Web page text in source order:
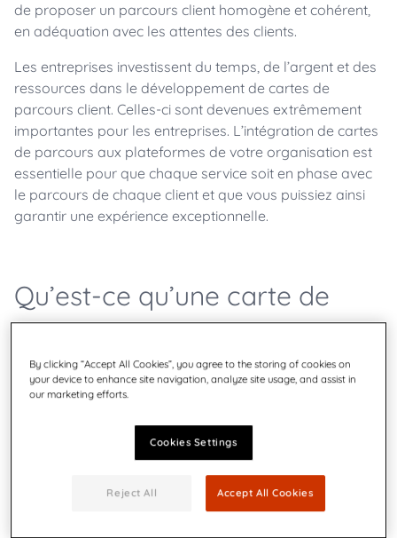
de proposer un parcours client homogène et cohérent,
en adéquation avec les attentes des clients.
Les entreprises investissent du temps, de l’argent et des
ressources dans le développement de cartes de
parcours client. Celles-ci sont devenues extrêmement
importantes pour les entreprises. L’intégration de cartes
de parcours aux plateformes de votre organisation est
essentielle pour que chaque service soit en phase avec
le parcours de chaque client et que vous puissiez ainsi
garantir une expérience exceptionnelle.
Qu’est-ce qu’une carte de
parcours client ?
La création d’une carte de parcours client consiste à
analyser toutes les étapes suivies par un client du début
à la fin de son expérience lorsqu’il interagit avec votre
d’acquérir une vue d’ensemble de la relation client.
By clicking “Accept All Cookies”, you agree to the storing of cookies on
your device to enhance site navigation, analyze site usage, and assist in
our marketing efforts.
Cookies Settings
Reject All Accept All Cookies